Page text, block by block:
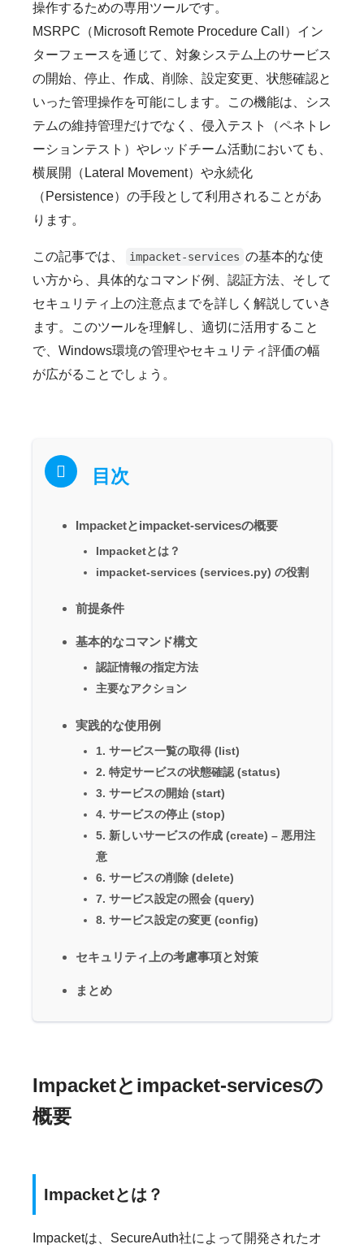
操作するための専用ツールです。
MSRPC（Microsoft Remote Procedure Call）イン
ターフェースを通じて、対象システム上のサービス
の開始、停止、作成、削除、設定変更、状態確認と
いった管理操作を可能にします。この機能は、シス
テムの維持管理だけでなく、侵入テスト（ペネトレ
ーションテスト）やレッドチーム活動においても、
横展開（Lateral Movement）や永続化
（Persistence）の手段として利用されることがあ
ります。
この記事では、 impacket-services の基本的な使
い方から、具体的なコマンド例、認証方法、そして
セキュリティ上の注意点までを詳しく解説していき
ます。このツールを理解し、適切に活用すること
で、Windows環境の管理やセキュリティ評価の幅
が広がることでしょう。
目次
Impacketとimpacket-servicesの概要
Impacketとは？
impacket-services (services.py) の役割
前提条件
基本的なコマンド構文
認証情報の指定方法
主要なアクション
実践的な使用例
1. サービス一覧の取得 (list)
2. 特定サービスの状態確認 (status)
3. サービスの開始 (start)
4. サービスの停止 (stop)
5. 新しいサービスの作成 (create) – 悪用注
意
6. サービスの削除 (delete)
7. サービス設定の照会 (query)
8. サービス設定の変更 (config)
セキュリティ上の考慮事項と対策
まとめ
Impacketとimpacket-servicesの
概要
Impacketとは？
Impacketは、SecureAuth社によって開発されたオ